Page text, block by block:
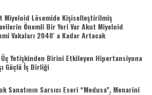
Miyeloid Lösemide Kişiselleştirilmiş
Önemli Bir Yeri Var Akut Miyeloid
Vakaları 2040′ a Kadar Artacak
Yetişkinden Birini Etkileyen Hipertansiyona
Güçlü İş Birliği
Sanatının Sarsıcı Eseri “Medusa”, Menarini